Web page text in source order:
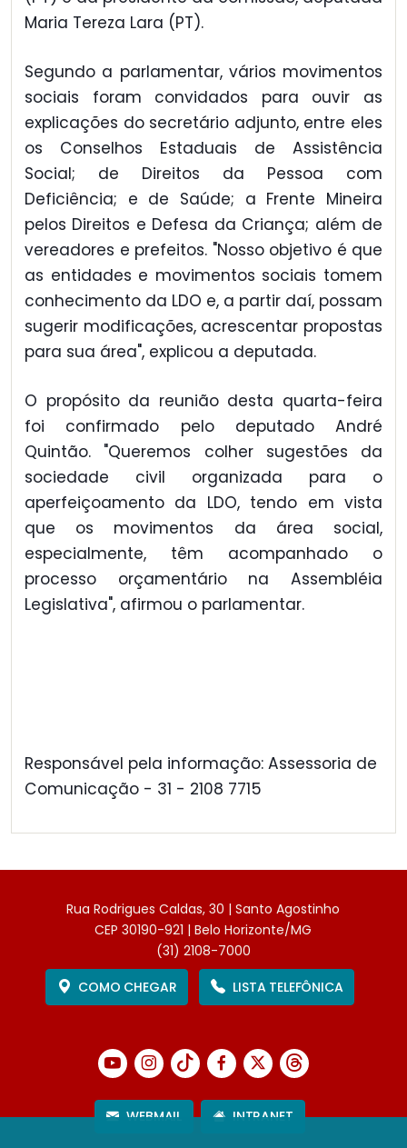
Maria Tereza Lara (PT).
Segundo a parlamentar, vários movimentos
sociais foram convidados para ouvir as
explicações do secretário adjunto, entre eles
os Conselhos Estaduais de Assistência
Social; de Direitos da Pessoa com
Deficiência; e de Saúde; a Frente Mineira
pelos Direitos e Defesa da Criança; além de
vereadores e prefeitos. "Nosso objetivo é que
as entidades e movimentos sociais tomem
conhecimento da LDO e, a partir daí, possam
sugerir modificações, acrescentar propostas
para sua área", explicou a deputada.
O propósito da reunião desta quarta-feira
foi confirmado pelo deputado André
Quintão. "Queremos colher sugestões da
sociedade civil organizada para o
aperfeiçoamento da LDO, tendo em vista
que os movimentos da área social,
especialmente, têm acompanhado o
processo orçamentário na Assembléia
Legislativa", afirmou o parlamentar.
Responsável pela informação: Assessoria de
Comunicação - 31 - 2108 7715
Rua Rodrigues Caldas, 30 | Santo Agostinho
CEP 30190-921 | Belo Horizonte/MG
(31) 2108-7000
COMO CHEGAR
LISTA TELEFÔNICA
WEBMAIL INTRANET